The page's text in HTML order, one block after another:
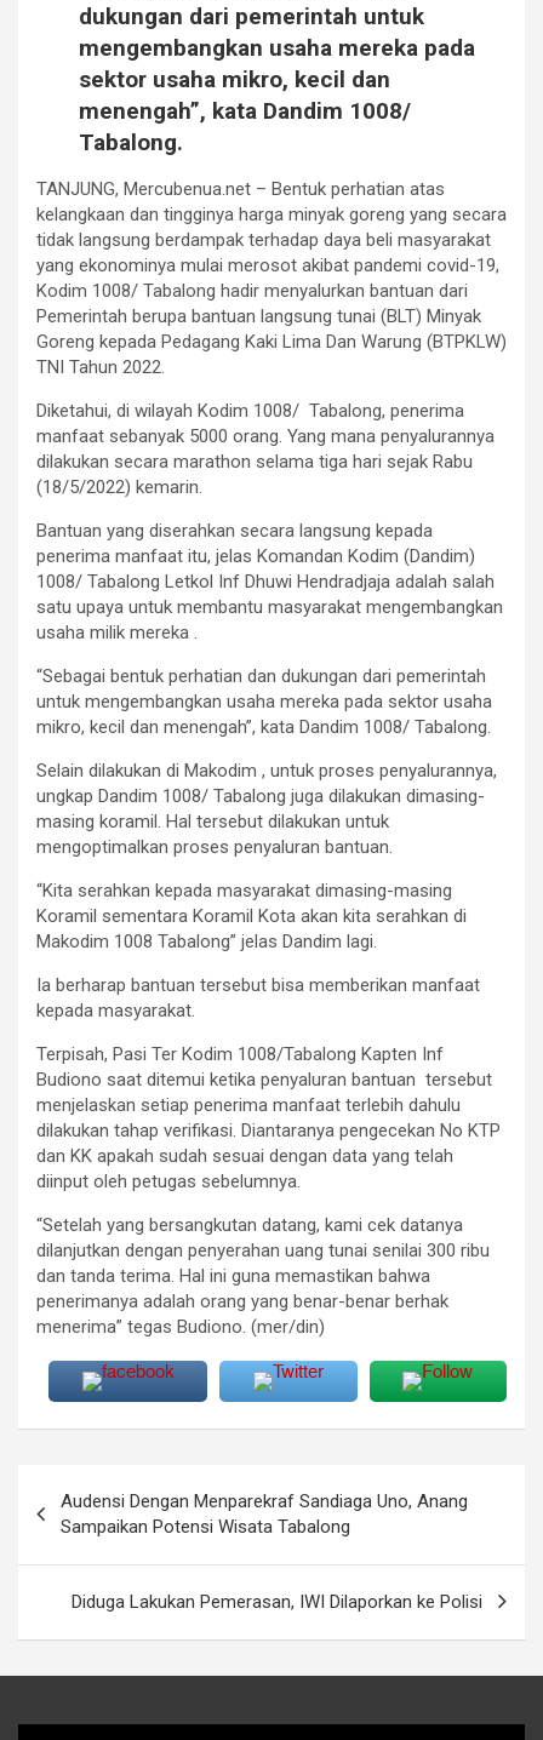
dukungan dari pemerintah untuk
mengembangkan usaha mereka pada
sektor usaha mikro, kecil dan
menengah”, kata Dandim 1008/
Tabalong.
TANJUNG, Mercubenua.net – Bentuk perhatian atas
kelangkaan dan tingginya harga minyak goreng yang secara
tidak langsung berdampak terhadap daya beli masyarakat
yang ekonominya mulai merosot akibat pandemi covid-19,
Kodim 1008/ Tabalong hadir menyalurkan bantuan dari
Pemerintah berupa bantuan langsung tunai (BLT) Minyak
Goreng kepada Pedagang Kaki Lima Dan Warung (BTPKLW)
TNI Tahun 2022.
Diketahui, di wilayah Kodim 1008/ Tabalong, penerima
manfaat sebanyak 5000 orang. Yang mana penyalurannya
dilakukan secara marathon selama tiga hari sejak Rabu
(18/5/2022) kemarin.
Bantuan yang diserahkan secara langsung kepada
penerima manfaat itu, jelas Komandan Kodim (Dandim)
1008/ Tabalong Letkol Inf Dhuwi Hendradjaja adalah salah
satu upaya untuk membantu masyarakat mengembangkan
usaha milik mereka .
“Sebagai bentuk perhatian dan dukungan dari pemerintah
untuk mengembangkan usaha mereka pada sektor usaha
mikro, kecil dan menengah”, kata Dandim 1008/ Tabalong.
Selain dilakukan di Makodim , untuk proses penyalurannya,
ungkap Dandim 1008/ Tabalong juga dilakukan dimasing-
masing koramil. Hal tersebut dilakukan untuk
mengoptimalkan proses penyaluran bantuan.
“Kita serahkan kepada masyarakat dimasing-masing
Koramil sementara Koramil Kota akan kita serahkan di
Makodim 1008 Tabalong” jelas Dandim lagi.
Ia berharap bantuan tersebut bisa memberikan manfaat
kepada masyarakat.
Terpisah, Pasi Ter Kodim 1008/Tabalong Kapten Inf
Budiono saat ditemui ketika penyaluran bantuan tersebut
menjelaskan setiap penerima manfaat terlebih dahulu
dilakukan tahap verifikasi. Diantaranya pengecekan No KTP
dan KK apakah sudah sesuai dengan data yang telah
diinput oleh petugas sebelumnya.
“Setelah yang bersangkutan datang, kami cek datanya
dilanjutkan dengan penyerahan uang tunai senilai 300 ribu
dan tanda terima. Hal ini guna memastikan bahwa
penerimanya adalah orang yang benar-benar berhak
menerima” tegas Budiono. (mer/din)
pos
Audensi Dengan Menparekraf Sandiaga Uno, Anang
Sampaikan Potensi Wisata Tabalong
Diduga Lakukan Pemerasan, IWI Dilaporkan ke Polisi